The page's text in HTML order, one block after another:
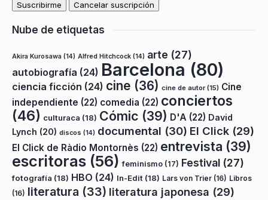
Nube de etiquetas
Akira Kurosawa (14) Alfred Hitchcock (14) arte (27)
autobiografía (24) Barcelona (80)
ciencia ficción (24) cine (36) cine de autor(15) Cine
independiente (22) comedia (22) conciertos
(46) culturaca (18) Cómic (39) D'A (22) David
Lynch (20) discos (14) documental (30) El Click (29)
El Click de Ràdio Montornès (22) entrevista (39)
escritoras (56) feminismo (17) Festival (27)
fotografía (18) HBO (24) In-Edit (18) Lars von Trier (16) Libros
(16) literatura (33) literatura japonesa (29)